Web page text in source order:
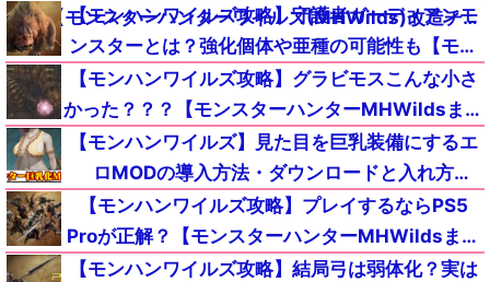
示板【モンスターハンターワイルズ(MHWilds)改造チー
ト(Steam版)】
【モンハンワイルズ攻略】守護者ガーディアンモ
ンスターとは？強化個体や亜種の可能性も【モン
スターハンターMHWildsまとめ】
【モンハンワイルズ攻略】グラビモスこんな小さ
かった？？？【モンスターハンターMHWildsまと
め】
【モンハンワイルズ】見た目を巨乳装備にするエ
ロMODの導入方法・ダウンロードと入れ方
【MHWildsチート改造】
【モンハンワイルズ攻略】プレイするならPS5
Proが正解？【モンスターハンターMHWildsまと
め】
【モンハンワイルズ攻略】結局弓は弱体化？実は